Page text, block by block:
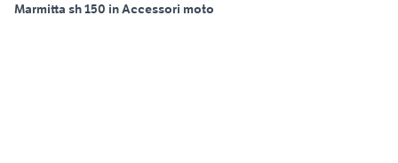
Marmitta sh 150 in Accessori moto